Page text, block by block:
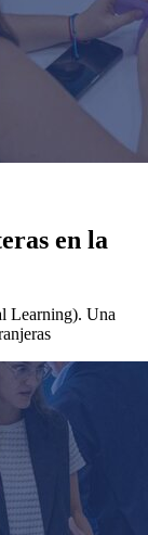
en la
Learning). Una